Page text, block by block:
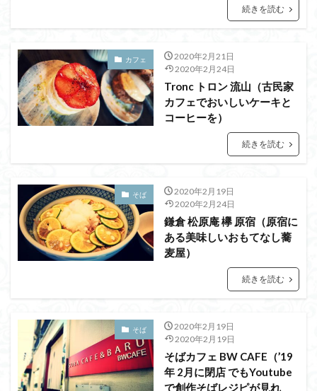
続きを読む
カフェ
2020年2月21日
2020年2月24日
Tronc トロン 流山（古民家
カフェでおいしいケーキと
コーヒーを）
続きを読む
そば
2020年2月19日
2020年2月24日
鎌倉 松原庵 欅 原宿（原宿に
ある美味しいおもてなし蕎
麦屋）
続きを読む
そば
2020年2月19日
2020年2月19日
そばカフェ BW CAFE（’19
年 2月に閉店 でもYoutube
で創作そばレジピが見れ